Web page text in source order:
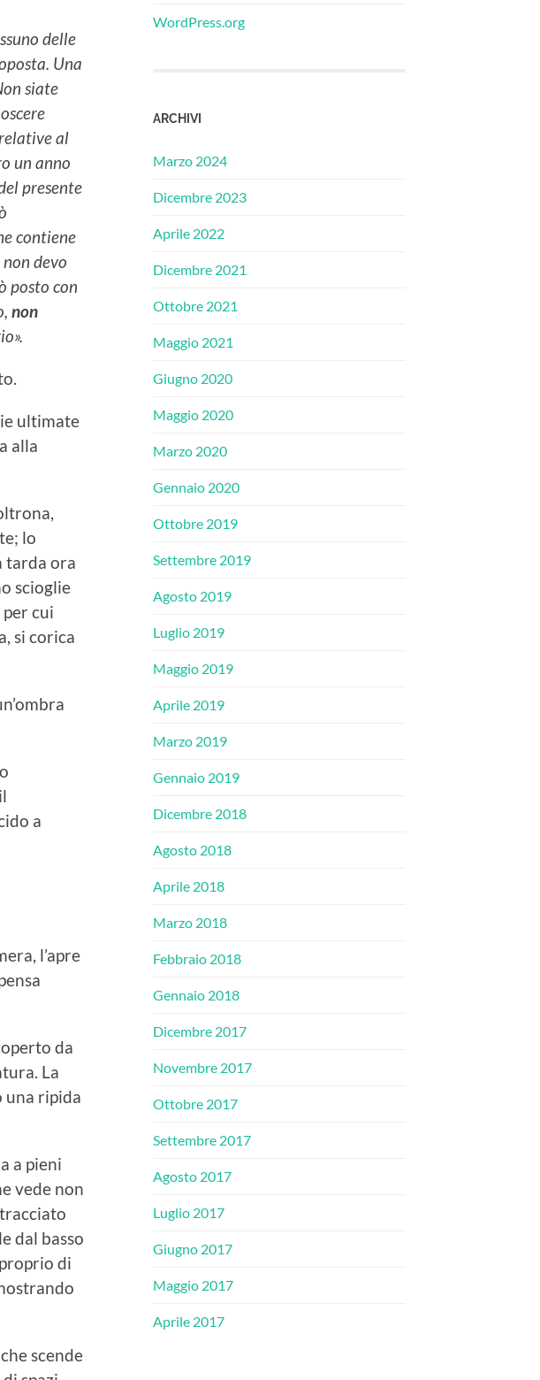
delle
Una
siate
al
un anno
presente
contiene
devo
posto con
non
ultimate
alla
lo
tarda ora
scioglie
cui
si corica
a
l’apre
da
La
una ripida
a pieni
vede non
dal basso
di
scende
WordPress.org
ARCHIVI
Marzo 2024
Dicembre 2023
Aprile 2022
Dicembre 2021
Ottobre 2021
Maggio 2021
Giugno 2020
Maggio 2020
Marzo 2020
Gennaio 2020
Ottobre 2019
Settembre 2019
Agosto 2019
Luglio 2019
Maggio 2019
Aprile 2019
Marzo 2019
Gennaio 2019
Dicembre 2018
Agosto 2018
Aprile 2018
Marzo 2018
Febbraio 2018
Gennaio 2018
Dicembre 2017
Novembre 2017
Ottobre 2017
Settembre 2017
Agosto 2017
Luglio 2017
Giugno 2017
Maggio 2017
Aprile 2017